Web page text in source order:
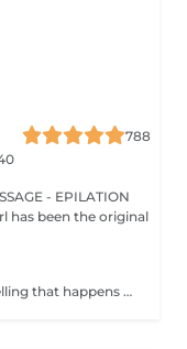
788
- EPILATION
has been the original
Better health in just an hour! relieves swelling that happens when medical treatment or illness blocks your lymphatic system. Lymphatic drainage massage involves gently manipulating specific areas of your body to help lymph move to an area with working lymph vessels. Benefits of getting a lymphatic drainage massage: - improves body immune system - helps with post-injury swelling - eases tension in the body How is a lymphatic drainage massage done? - head and neck are massaged - shoulders and back are massaged - hands and arms are massaged - feet and legs are massaged - belly is massaged Age restrictions: there are no age restrictions for this procedure. Post procedure recommendations: do not do sport and any sharp movements 2-3 hours after the procedure. Frequency: 1-2 times per week, 10 times in total. Repeat once in 3-6 months.